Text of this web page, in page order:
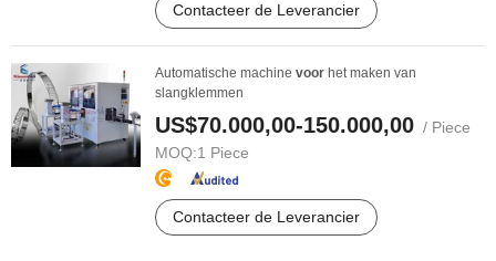
Contacteer de Leverancier
Automatische machine voor het maken van
slangklemmen
US$70.000,00-150.000,00 / Piece
MOQ:1 Piece
Contacteer de Leverancier